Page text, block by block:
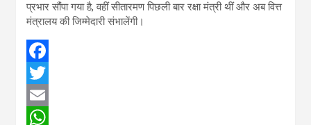
प्रभार सौंपा गया है, वहीं सीतारमण पिछली बार रक्षा मंत्री थीं और अब वित्त
मंत्रालय की जिम्मेदारी संभालेंगी।
F
a
c
T
w
E